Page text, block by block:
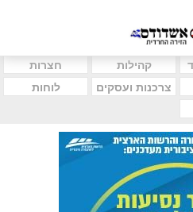
קהילות
חצרות
צרכנות ועסקים
לוחות